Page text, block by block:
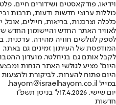
וידיאו, פודקאסטים ושידורים חיים.
כוללות ערוצי חדשות ודעות, תרבות
לאוויר האתר החדש והיישומון החדש
לספק לגולשים חוויה מהירה, עדכנית,
המודפסת של העיתון זמינים גם
לקבל אותם גם בניוזלטר. מועדון
היום" מציע לגולשי האתר הנחות
היום פתוח להערות, לביקורת ולהצעות
במייל hayom@israelhayom.co.il.
יום שישי, 17.4.2026
ל' בניסן תשפ"ו
חדשות